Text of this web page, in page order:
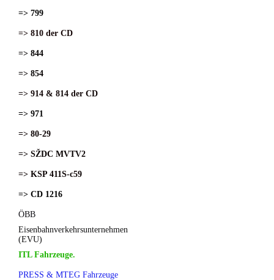
=> 799
=> 810 der CD
=> 844
=> 854
=> 914 & 814 der CD
=> 971
=> 80-29
=> SŽDC MVTV2
=> KSP 411S-c59
=> CD 1216
ÖBB
Eisenbahnverkehrsunternehmen
(EVU)
ITL Fahrzeuge.
PRESS & MTEG Fahrzeuge